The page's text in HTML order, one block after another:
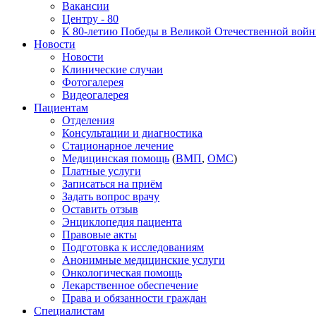
Вакансии
Центру - 80
К 80-летию Победы в Великой Отечественной
Новости
Новости
Клинические случаи
Фотогалерея
Видеогалерея
Пациентам
Отделения
Консультации и диагностика
Стационарное лечение
Медицинская помощь (ВМП, ОМС)
Платные услуги
Записаться на приём
Задать вопрос врачу
Оставить отзыв
Энциклопедия пациента
Правовые акты
Подготовка к исследованиям
Анонимные медицинские услуги
Онкологическая помощь
Лекарственное обеспечение
Права и обязанности граждан
Специалистам